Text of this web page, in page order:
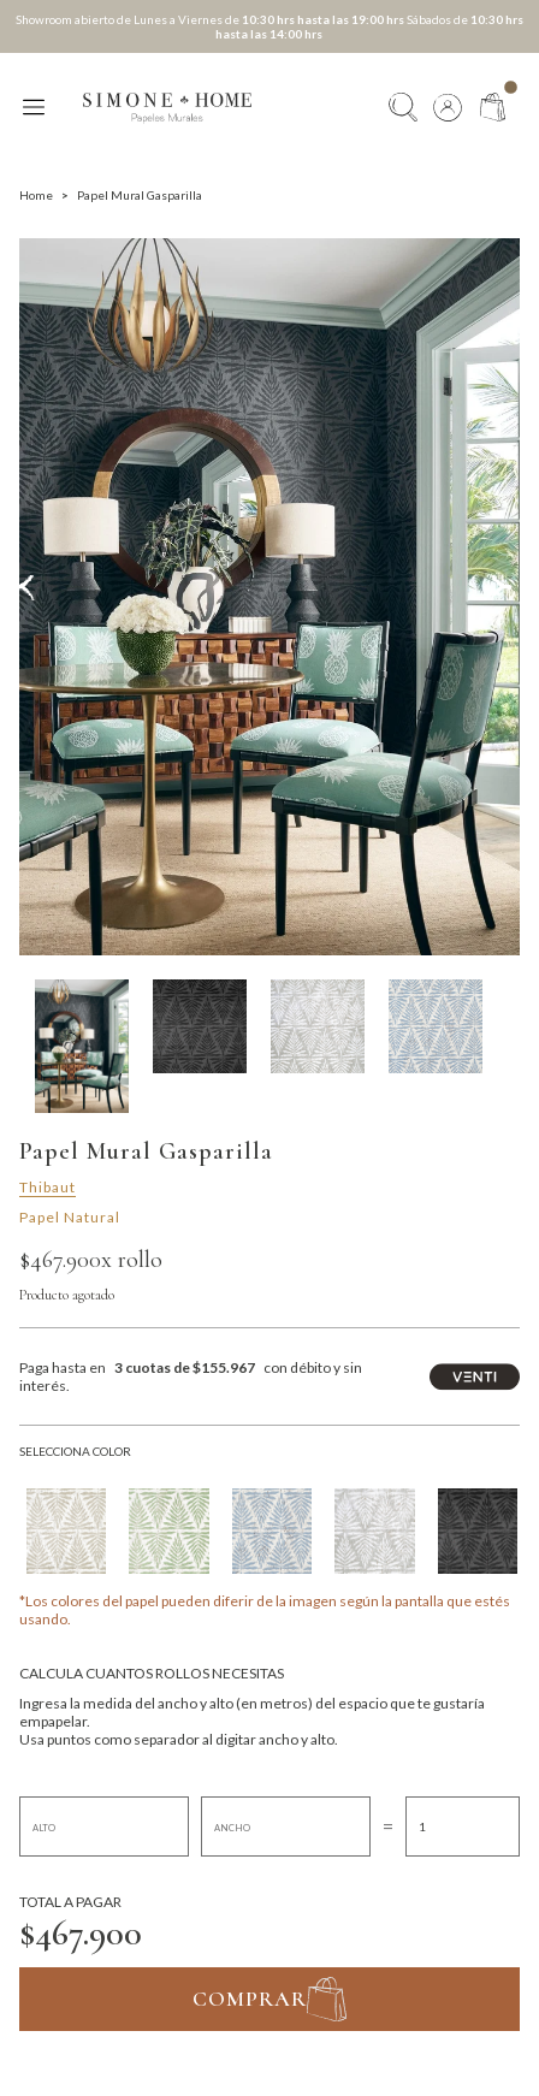
Showroom abierto de Lunes a Viernes de 10:30 hrs hasta las 19:00 hrsSábados de 10:30 hrs
hasta las 14:00 hrs
Home > Papel Mural Gasparilla
Papel Mural Gasparilla
Thibaut
Papel Natural
$467.900x rollo
Producto agotado
Paga hasta en 3 cuotas de $155.967 con débito y sin
interés.
SELECCIONA COLOR
*Los colores del papel pueden diferir de la imagen según la pantalla que estés
usando.
CALCULA CUANTOS ROLLOS NECESITAS
Ingresa la medida del ancho y alto (en metros) del espacio que te gustaría
empapelar.
Usa puntos como separador al digitar ancho y alto.
=
TOTAL A PAGAR
$467.900
COMPRAR